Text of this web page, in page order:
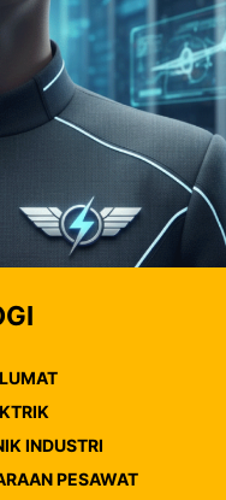
INDUSTRI
PESAWAT